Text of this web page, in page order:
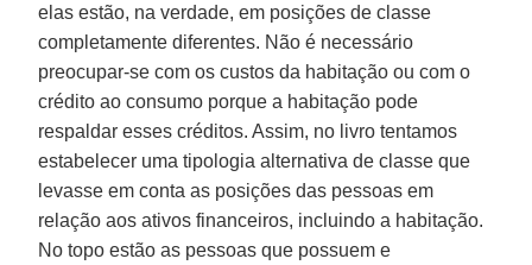
elas estão, na verdade, em posições de classe
completamente diferentes. Não é necessário
preocupar-se com os custos da habitação ou com o
crédito ao consumo porque a habitação pode
respaldar esses créditos. Assim, no livro tentamos
estabelecer uma tipologia alternativa de classe que
levasse em conta as posições das pessoas em
relação aos ativos financeiros, incluindo a habitação.
No topo estão as pessoas que possuem e